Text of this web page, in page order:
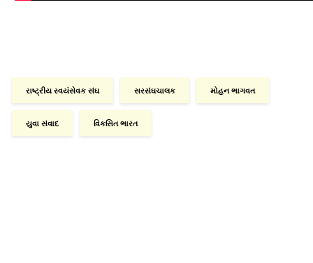
રાષ્ટ્રીય સ્વયંસેવક સંઘ સરસંઘચાલક મોહન ભાગવત
યુવા સંવાદ વિકસિત ભારત